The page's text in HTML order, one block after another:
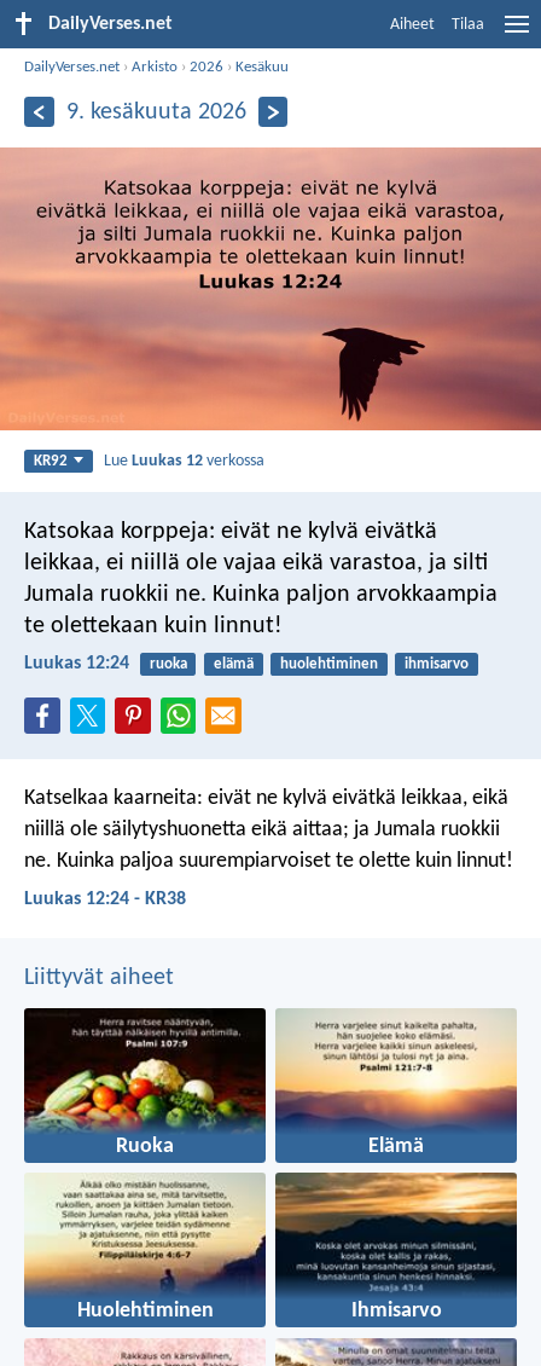
DailyVerses.net Aiheet Tilaa
DailyVerses.net ›Arkisto ›2026 ›Kesäkuu
9. kesäkuuta 2026
KR92 LueLuukas 12 verkossa
Katsokaa korppeja: eivät ne kylvä eivätkä
leikkaa, ei niillä ole vajaa eikä varastoa, ja silti
Jumala ruokkii ne. Kuinka paljon arvokkaampia
te olettekaan kuin linnut!
Luukas 12:24 ruoka elämä huolehtiminen ihmisarvo
Katselkaa kaarneita: eivät ne kylvä eivätkä leikkaa, eikä
niillä ole säilytyshuonetta eikä aittaa; ja Jumala ruokkii
ne. Kuinka paljoa suurempiarvoiset te olette kuin linnut!
Luukas 12:24 - KR38
Liittyvät aiheet
Ruoka Elämä
Huolehtiminen Ihmisarvo